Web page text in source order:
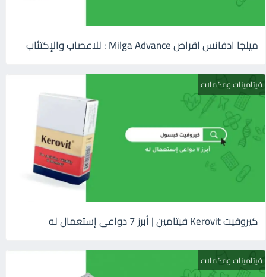
ميلجا ادفانس اقراص Milga Advance : للاعصاب والإكتئاب
فيتامينات ومكملات
كيروفيت Kerovit فيتامين | أبرز 7 دواعى إستعمال له
فيتامينات ومكملات